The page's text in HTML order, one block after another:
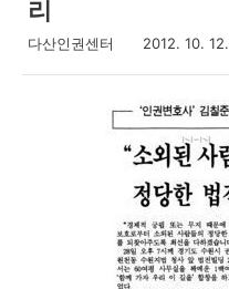
리
다산인권센터 2012. 10. 12.